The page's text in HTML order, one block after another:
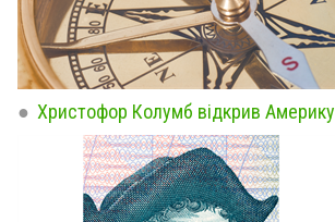
Христофор Колумб відкрив Америку